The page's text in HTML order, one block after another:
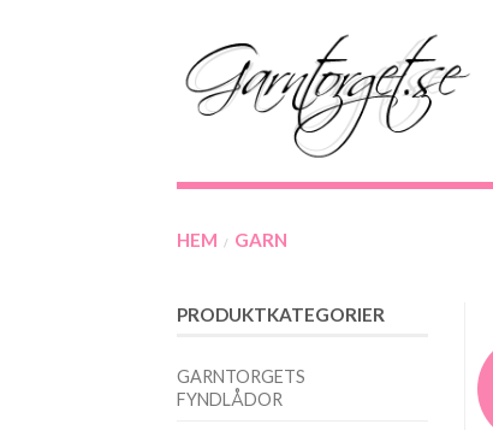
HEM / GARN
PRODUKTKATEGORIER
GARNTORGETS
FYNDLÅDOR